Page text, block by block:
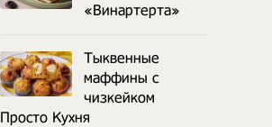
«Винартерта»
Тыквенные
маффины с
чизкейком
Просто Кухня